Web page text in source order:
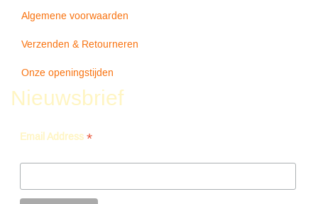
Algemene voorwaarden
Verzenden & Retourneren
Onze openingstijden
Nieuwsbrief
Email Address *